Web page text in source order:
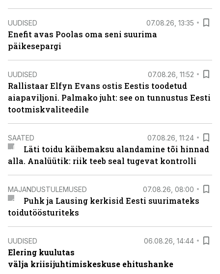
UUDISED 07.08.26, 13:35
Enefit avas Poolas oma seni suurima
päikesepargi
UUDISED 07.08.26, 11:52
Rallistaar Elfyn Evans ostis Eestis toodetud
aiapaviljoni. Palmako juht: see on tunnustus Eesti
tootmiskvaliteedile
SAATED 07.08.26, 11:24
Läti toidu käibemaksu alandamine tõi hinnad
alla. Analüütik: riik teeb seal tugevat kontrolli
MAJANDUSTULEMUSED 07.08.26, 08:00
Puhk ja Lausing kerkisid Eesti suurimateks
toidutöösturiteks
UUDISED 06.08.26, 14:44
Elering kuulutas
välja kriisijuhtimiskeskuse ehitushanke